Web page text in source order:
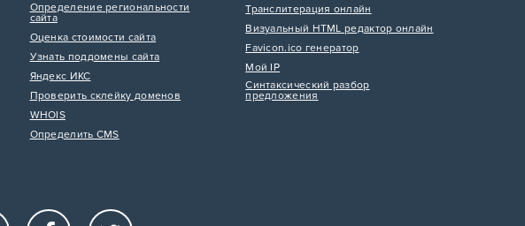
Определение региональности
сайта
Оценка стоимости сайта
Узнать поддомены сайта
Яндекс ИКС
Проверить склейку доменов
WHOIS
Определить CMS
Транслитерация онлайн
Визуальный HTML редактор онлайн
Favicon.ico генератор
Мой IP
Синтаксический разбор
предложения